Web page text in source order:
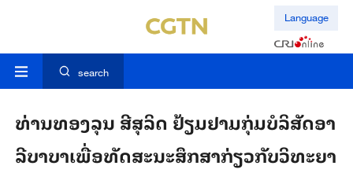
Language
search
ທ່ານ​ທອງ​ລຸນ ສີ​ສຸ​ລິດ ຢ້ຽມ​ຢາມ​ກຸ່ມບໍ​ລິ​ສັດ​ອາ​
ລີບາ​ບາເພື່ອ​ທັດ​ສະ​ນະ​ສຶກ​ສາ​ກ່ຽວ​ກັບ​ວິ​ທະ​ຍາ​